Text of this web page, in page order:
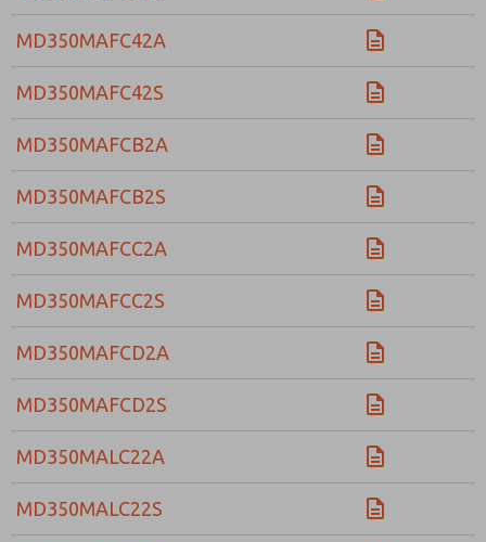
MD350MAFC42A
MD350MAFC42S
MD350MAFCB2A
MD350MAFCB2S
MD350MAFCC2A
MD350MAFCC2S
MD350MAFCD2A
MD350MAFCD2S
MD350MALC22A
MD350MALC22S